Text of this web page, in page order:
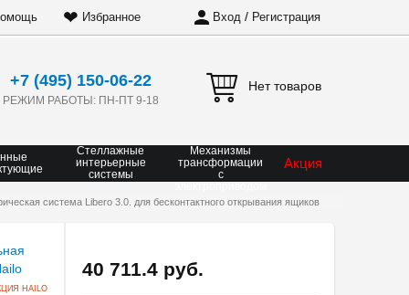
❤ Избранное Вход / Регистрация
+7 (495) 150-06-22
РЕЖИМ РАБОТЫ: ПН-ПТ 9-18
Нет товаров
Стеллажные
интерьерные
системы
Механизмы
трансформации
с
Акция
система Libero 3.0. для бесконтактного открывания ящиков
HAILO
40 711.4 руб.